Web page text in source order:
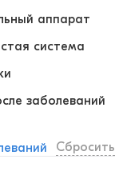
аппарат
система
заболеваний
Сбросить